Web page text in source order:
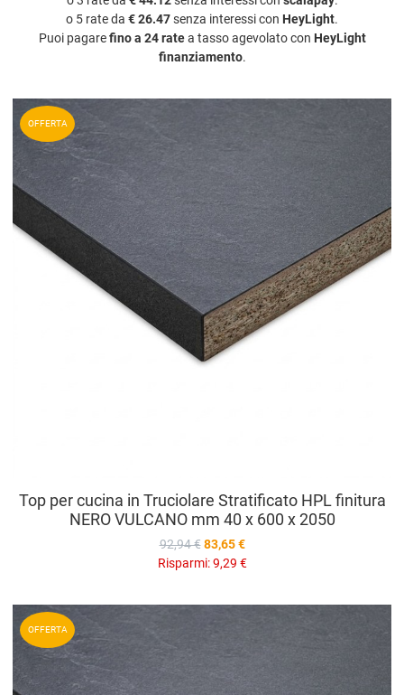
o 5 rate da € 26.47senza interessi con HeyLight.
Puoi pagarefino a 24 ratea tasso agevolato con HeyLight
finanziamento.
OFFERTA
Top per cucina in Truciolare Stratificato HPL finitura
NERO VULCANO mm 40 x 600 x 2050
92,94 € 83,65 €
Risparmi:9,29 €
OFFERTA